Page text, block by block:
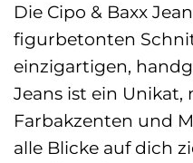
Die Cipo & Baxx
figurbetonten
einzigartigen,
Jeans ist ein
Farbakzenten und
alle Blicke auf dich